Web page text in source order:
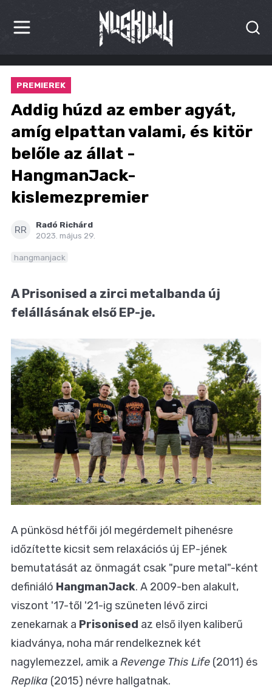
HÍREK
KRITIKÁK
BESZÁMOLÓK
INTERJÚK
PREMIEREK
MÁSVILÁG
BLOG
PREMIEREK
Addig húzd az ember agyát,
amíg elpattan valami, és kitör
belőle az állat -
HangmanJack-
kislemezpremier
RR
Radó Richárd
2023. május 29.
hangmanjack
A Prisonised a zirci metalbanda új
felállásának első EP-je.
A pünkösd hétfői jól megérdemelt pihenésre
időzítette kicsit sem relaxációs új EP-jének
bemutatását az önmagát csak "pure metal"-ként
definiáló HangmanJack. A 2009-ben alakult,
viszont '17-től '21-ig szüneten lévő zirci
zenekarnak a Prisonised az első ilyen kaliberű
kiadványa, noha már rendelkeznek két
nagylemezzel, amik a Revenge This Life (2011) és
Replika (2015) névre hallgatnak.